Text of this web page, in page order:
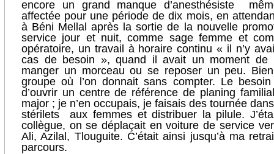
encore un grand manque d’anesthésiste
affectée pour une période de dix mois, en
à Béni Mellal après la sortie de la nouvelle
service jour et nuit, comme sage femme et
opératoire, un travail à horaire continu « il n’y
cas de besoin », quand il avait un moment de
manger un morceau ou se reposer un peu.
groupe où l’on donnait sans compter. Le
d’ouvrir un centre de référence de planing
major ; je n’en occupais, je faisais des tournée
stérilets aux femmes et distribuer la pilule.
collègue, on se déplaçait en voiture de service
Ali, Azilal, Tlouguite. C’était ainsi jusqu’à ma
parcours.